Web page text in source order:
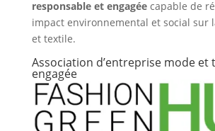
responsable et engagéecapable de
impact environnemental et social sur
et textile.
Association d’entreprise mode et
engagée